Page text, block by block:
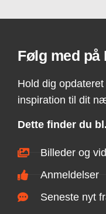
Følg med på
Hold dig
inspiration til dit
Dette finder du
Billeder og
Anmeldelser
Seneste nyt